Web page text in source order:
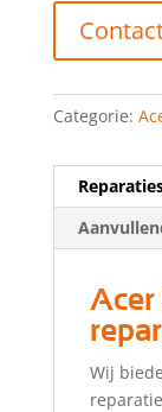
Categorie:
Wij